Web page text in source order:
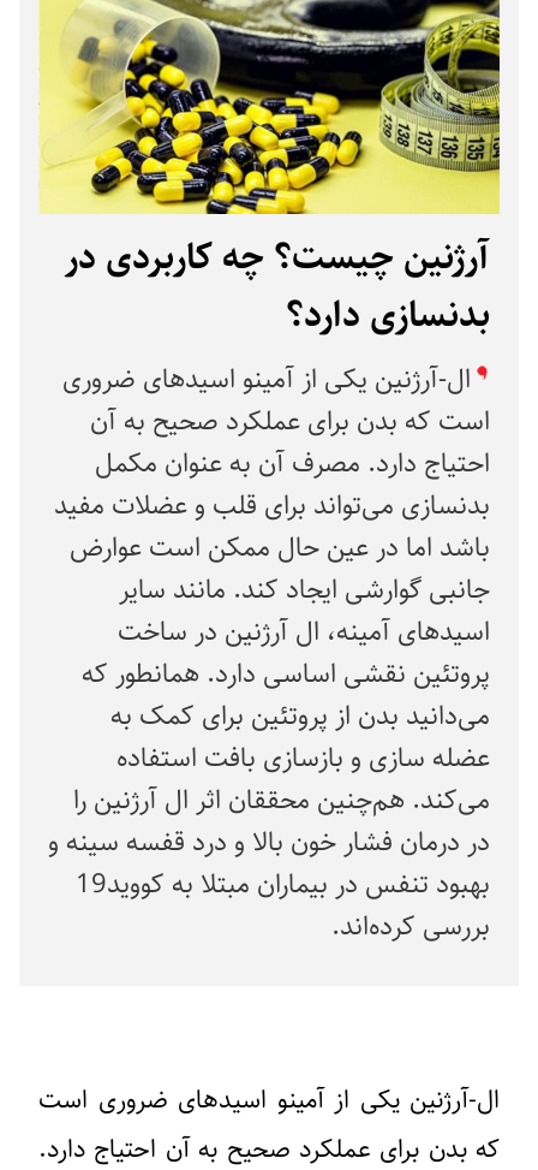
آرژنین چیست؟ چه کاربردی در
بدنسازی دارد؟
ال-آرژنین یکی از آمینو اسیدهای ضروری
است که بدن برای عملکرد صحیح به آن
احتیاج دارد. مصرف آن به عنوان مکمل
بدنسازی می‌تواند برای قلب و عضلات مفید
باشد اما در عین حال ممکن است عوارض
جانبی گوارشی ایجاد کند. مانند سایر
اسیدهای آمینه، ال آرژنین در ساخت
پروتئین نقشی اساسی دارد. همانطور که
می‌دانید بدن از پروتئین برای کمک به
عضله سازی و بازسازی بافت استفاده
می‌کند. هم‌چنین محققان اثر ال آرژنین را
در درمان فشار خون بالا و درد قفسه سینه و
بهبود تنفس در بیماران مبتلا به کووید19
بررسی کرده‌اند.
ال-آرژنین یکی از آمینو اسیدهای ضروری است
که بدن برای عملکرد صحیح به آن احتیاج دارد.